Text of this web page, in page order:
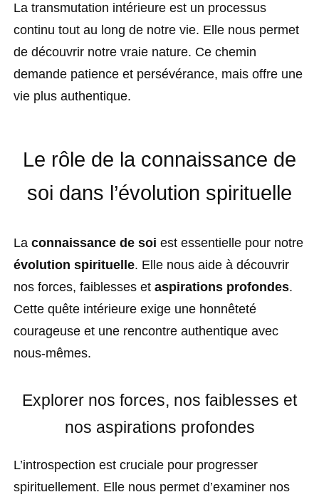
La transmutation intérieure est un processus
continu tout au long de notre vie. Elle nous permet
de découvrir notre vraie nature. Ce chemin
demande patience et persévérance, mais offre une
vie plus authentique.
Le rôle de la connaissance de
soi dans l’évolution spirituelle
La connaissance de soi est essentielle pour notre
évolution spirituelle. Elle nous aide à découvrir
nos forces, faiblesses et aspirations profondes.
Cette quête intérieure exige une honnêteté
courageuse et une rencontre authentique avec
nous-mêmes.
Explorer nos forces, nos faiblesses et
nos aspirations profondes
L’introspection est cruciale pour progresser
spirituellement. Elle nous permet d’examiner nos